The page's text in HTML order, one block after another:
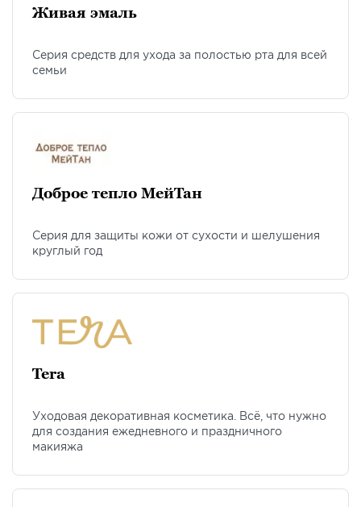
Живая эмаль
Серия средств для ухода за полостью рта для всей
семьи
Доброе тепло МейТан
Серия для защиты кожи от сухости и шелушения
круглый год
Tera
Уходовая декоративная косметика. Всё, что нужно
для создания ежедневного и праздничного
макияжа